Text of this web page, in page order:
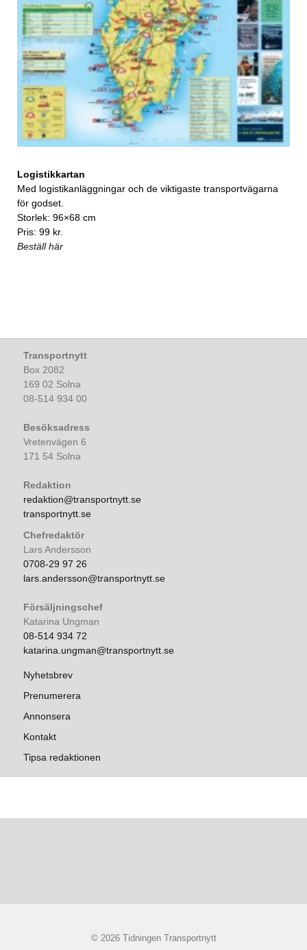
Logistikkartan
Med logistikanläggningar och de viktigaste transportvägarna
för godset.
Storlek: 96×68 cm
Pris: 99 kr.
Beställ här
Transportnytt
Box 2082
169 02 Solna
08-514 934 00
Besöksadress
Vretenvägen 6
171 54 Solna
Redaktion
redaktion@transportnytt.se
transportnytt.se
Chefredaktör
Lars Andersson
0708-29 97 26
lars.andersson@transportnytt.se
Försäljningschef
Katarina Ungman
08-514 934 72
katarina.ungman@transportnytt.se
Nyhetsbrev
Prenumerera
Annonsera
Kontakt
Tipsa redaktionen
© 2026 Tidningen Transportnytt